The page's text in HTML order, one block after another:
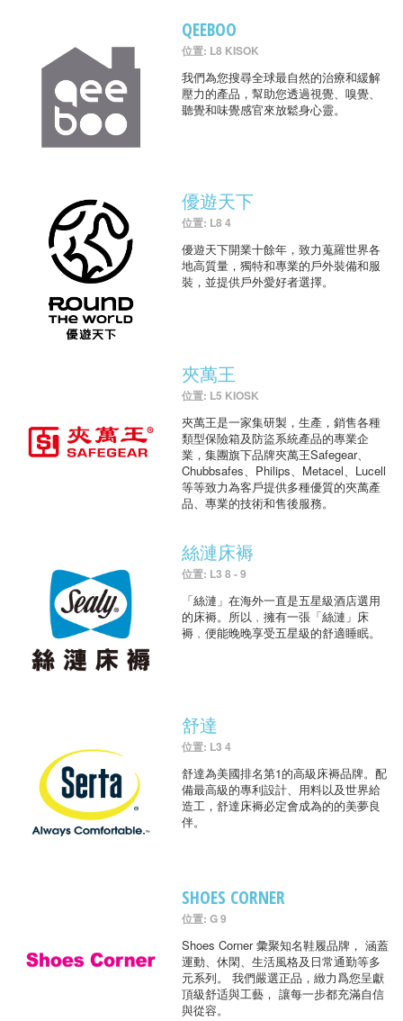
QEEBOO
位置: L8 KISOK
我們為您搜尋全球最自然的治療和緩解
壓力的產品，幫助您透過視覺、嗅覺、
聽覺和味覺感官來放鬆身心靈。
優遊天下
位置: L8 4
優遊天下開業十餘年，致力蒐羅世界各
地高質量，獨特和專業的戶外裝備和服
裝，並提供戶外愛好者選擇。
夾萬王
位置: L5 KIOSK
夾萬王是一家集研製，生產，銷售各種
類型保險箱及防盜系統產品的專業企
業，集團旗下品牌夾萬王Safegear、
Chubbsafes、Philips、Metacel、Lucell
等等致力為客戶提供多種優質的夾萬產
品、專業的技術和售後服務。
絲漣床褥
位置: L3 8 - 9
「絲漣」在海外一直是五星級酒店選用
的床褥。所以﹐擁有一張「絲漣」床
褥﹐便能晚晚享受五星級的舒適睡眠。
舒達
位置: L3 4
舒達為美國排名第1的高級床褥品牌。配
備最高級的專利設計、用料以及世界給
造工，舒達床褥必定會成為的的美夢良
伴。
SHOES CORNER
位置: G 9
Shoes Corner 彙聚知名鞋履品牌， 涵蓋
運動、休閑、生活風格及日常通勤等多
元系列。 我們嚴選正品，緻力爲您呈獻
頂級舒适與工藝， 讓每一步都充滿自信
與從容。